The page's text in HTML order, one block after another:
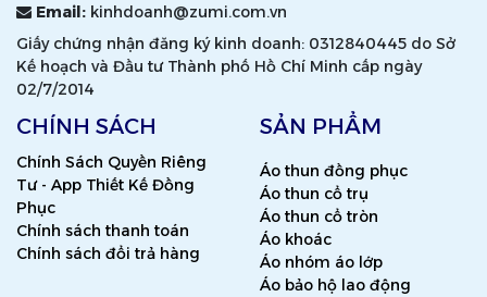
Email: kinhdoanh@zumi.com.vn
Giấy chứng nhận đăng ký kinh doanh: 0312840445 do Sở
Kế hoạch và Đầu tư Thành phố Hồ Chí Minh cấp ngày
02/7/2014
CHÍNH SÁCH
Chính Sách Quyền Riêng
Tư - App Thiết Kế Đồng
Phục
Chính sách thanh toán
Chính sách đổi trả hàng
SẢN PHẨM
Áo thun đồng phục
Áo thun cổ trụ
Áo thun cổ tròn
Áo khoác
Áo nhóm áo lớp
Áo bảo hộ lao động